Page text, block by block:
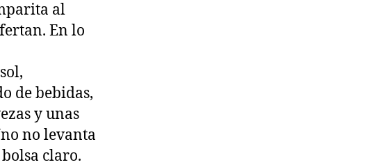
al
En lo
de bebidas,
y unas
no levanta
claro.